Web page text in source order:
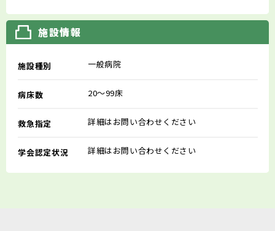
施設情報
施設種別 一般病院
病床数 20～99床
救急指定 詳細はお問い合わせください
学会認定状況 詳細はお問い合わせください